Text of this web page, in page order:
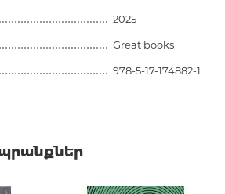
2025
Great books
978-5-17-174882-1